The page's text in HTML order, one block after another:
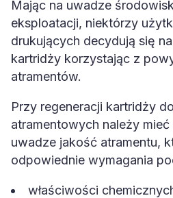
Mając na uwadze
eksploatacji, niektórzy
drukujących decydują się
kartridży korzystając z
atramentów.
Przy regeneracji kartridży
atramentowych należy
uwadze jakość atramentu,
odpowiednie wymagania
właściwości